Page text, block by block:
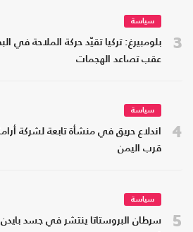
3
سياسة
بلومبيرغ: تركيا تقيّد حركة الملاحة في
عقب تصاعد الهجمات
4
سياسة
اندلاع حريق في منشأة تابعة لشركة
قرب اليمن
5
سياسة
سرطان البروستاتا ينتشر في جسد